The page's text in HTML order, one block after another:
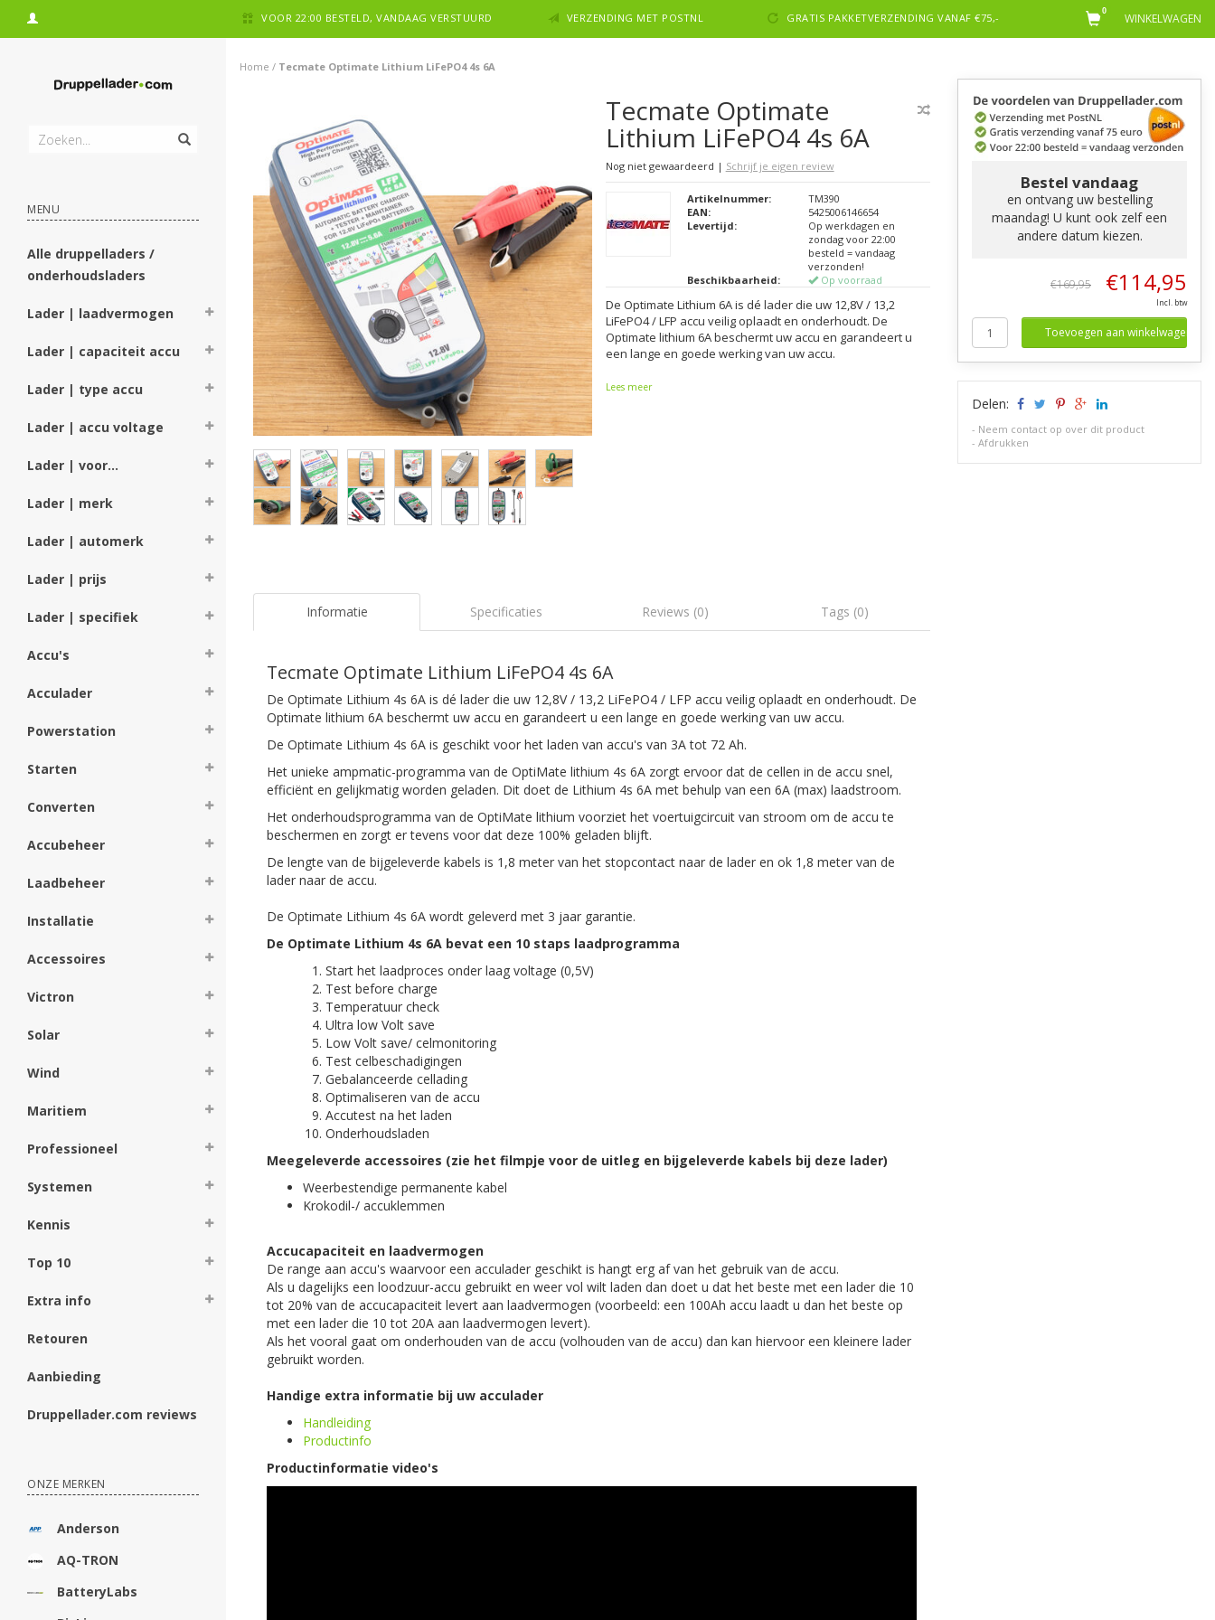
VOOR 22:00 BESTELD, VANDAAG VERSTUURD VERZENDING MET POSTNL GRATIS PAKKETVERZENDING VANAF €75,- WINKELWAGEN
0
MENU
Alle druppelladers /
onderhoudsladers
Lader | laadvermogen
Lader | capaciteit accu
Lader | type accu
Lader | accu voltage
Lader | voor...
Lader | merk
Lader | automerk
Lader | prijs
Lader | specifiek
Accu's
Acculader
Powerstation
Starten
Converten
Accubeheer
Laadbeheer
Installatie
Accessoires
Victron
Solar
Wind
Maritiem
Professioneel
Systemen
Kennis
Top 10
Extra info
Retouren
Aanbieding
Druppellader.com reviews
ONZE MERKEN
Anderson
AQ-TRON
BatteryLabs
Home / Tecmate Optimate Lithium LiFePO4 4s 6A
Tecmate Optimate
Lithium LiFePO4 4s 6A
Nog niet gewaardeerd | Schrijf je eigen review
Artikelnummer:
TM390
EAN:
5425006146654
Levertijd:
Op werkdagen en
zondag voor 22:00
besteld = vandaag
verzonden!
Beschikbaarheid:
Op voorraad
De Optimate Lithium 6A is dé lader die uw 12,8V / 13,2
LiFePO4 / LFP accu veilig oplaadt en onderhoudt. De
Optimate lithium 6A beschermt uw accu en garandeert u
een lange en goede werking van uw accu.
Lees meer
Informatie Specificaties Reviews (0) Tags (0)
Tecmate Optimate Lithium LiFePO4 4s 6A
De Optimate Lithium 4s 6A is dé lader die uw 12,8V / 13,2 LiFePO4 / LFP accu veilig oplaadt en onderhoudt. De
Optimate lithium 6A beschermt uw accu en garandeert u een lange en goede werking van uw accu.
De Optimate Lithium 4s 6A is geschikt voor het laden van accu's van 3A tot 72 Ah.
Het unieke ampmatic-programma van de OptiMate lithium 4s 6A zorgt ervoor dat de cellen in de accu snel,
efficiënt en gelijkmatig worden geladen. Dit doet de Lithium 4s 6A met behulp van een 6A (max) laadstroom.
Het onderhoudsprogramma van de OptiMate lithium voorziet het voertuigcircuit van stroom om de accu te
beschermen en zorgt er tevens voor dat deze 100% geladen blijft.
De lengte van de bijgeleverde kabels is 1,8 meter van het stopcontact naar de lader en ok 1,8 meter van de
lader naar de accu.
De Optimate Lithium 4s 6A wordt geleverd met 3 jaar garantie.
De Optimate Lithium 4s 6A bevat een 10 staps laadprogramma
Start het laadproces onder laag voltage (0,5V)
Test before charge
Temperatuur check
Ultra low Volt save
Low Volt save/ celmonitoring
Test celbeschadigingen
Gebalanceerde cellading
Optimaliseren van de accu
Accutest na het laden
Onderhoudsladen
Meegeleverde accessoires (zie het filmpje voor de uitleg en bijgeleverde kabels bij deze lader)
Weerbestendige permanente kabel
Krokodil-/ accuklemmen
Accucapaciteit en laadvermogen
De range aan accu's waarvoor een acculader geschikt is hangt erg af van het gebruik van de accu.
Als u dagelijks een loodzuur-accu gebruikt en weer vol wilt laden dan doet u dat het beste met een lader die 10
tot 20% van de accucapaciteit levert aan laadvermogen (voorbeeld: een 100Ah accu laadt u dan het beste op
met een lader die 10 tot 20A aan laadvermogen levert).
Als het vooral gaat om onderhouden van de accu (volhouden van de accu) dan kan hiervoor een kleinere lader
gebruikt worden.
Handige extra informatie bij uw acculader
Handleiding
Productinfo
Productinformatie video's
Bestel vandaag
en ontvang uw bestelling
maandag! U kunt ook zelf een
andere datum kiezen.
€169,95 €114,95
Incl. btw
Toevoegen aan winkelwagen
Delen:
- Neem contact op over dit product
-Afdrukken